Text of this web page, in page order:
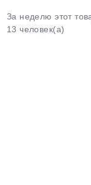
За неделю этот
13 человек(а)